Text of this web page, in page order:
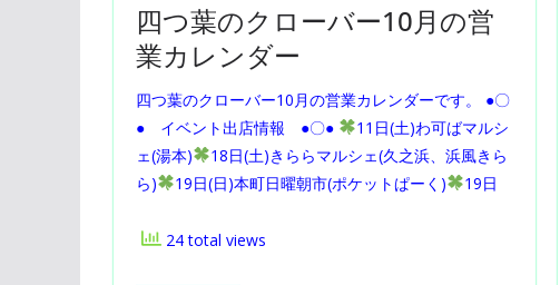
四つ葉のクローバー10月の営
業カレンダー
四つ葉のクローバー10月の営業カレンダーです。 ●〇
● イベント出店情報 ●〇●
11日(土)わ可ばマルシ
ェ(湯本)
18日(土)きららマルシェ(久之浜、浜風きら
ら)
19日(日)本町日曜朝市(ポケットぱーく) 19日
24 total views